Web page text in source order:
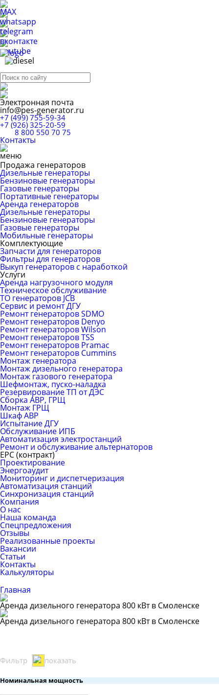
Электронная почта
info@pes-generator.ru
+7 (499) 755-59-34
+7 (926) 325-20-59
8 800 550 70 75
Контакты
Продажа генераторов
Дизельные генераторы
Бензиновые генераторы
Газовые генераторы
Портативные генераторы
Аренда генераторов
Дизельные генераторы
Бензиновые генераторы
Газовые генераторы
Мобильные генераторы
Комплектующие
Запчасти для генераторов
Фильтры для генераторов
Выкуп генераторов с наработкой
Услуги
Аренда нагрузочного модуля
Техническое обслуживание
ТО генераторов JCB
Сервис и ремонт ДГУ
Ремонт генераторов SDMO
Ремонт генераторов Denyo
Ремонт генераторов Wilson
Ремонт генераторов TSS
Ремонт генераторов Pramac
Ремонт генераторов Сummins
Монтаж генератора
Монтаж дизельного генератора
Монтаж газового генератора
Шефмонтаж, пуско-наладка
Резервирование ТП от ДЭС
Сборка АВР, ГРЩ
Монтаж ГРЩ
Шкаф АВР
Испытание ДГУ
Обслуживание ИПБ
Автоматизация электростанций
Ремонт и обслуживание альтернаторов
ЕРС (контракт)
Проектирование
Энергоаудит
Мониторинг и диспетчеризация
Автоматизация станций
Синхронизация станций
Компания
О нас
Наша команда
Спецпредложения
Отзывы
Реализованные проекты
Вакансии
Статьи
Контакты
Калькуляторы
Главная
Аренда дизельного генератора 800 кВт в Смоленске
Аренда дизельного генератора 800 кВт в Смоленске
Фильтр показать
Номинальная мощность